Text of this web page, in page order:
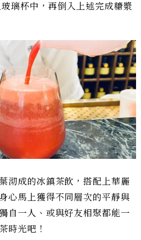
璃杯中，再倒入上述完成糖漿
沏成的冰鎮茶飲，搭配上華麗
心馬上獲得不同層次的平靜與
自一人、或與好友相聚都能一
時光吧！